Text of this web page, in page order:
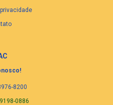
8200
0886